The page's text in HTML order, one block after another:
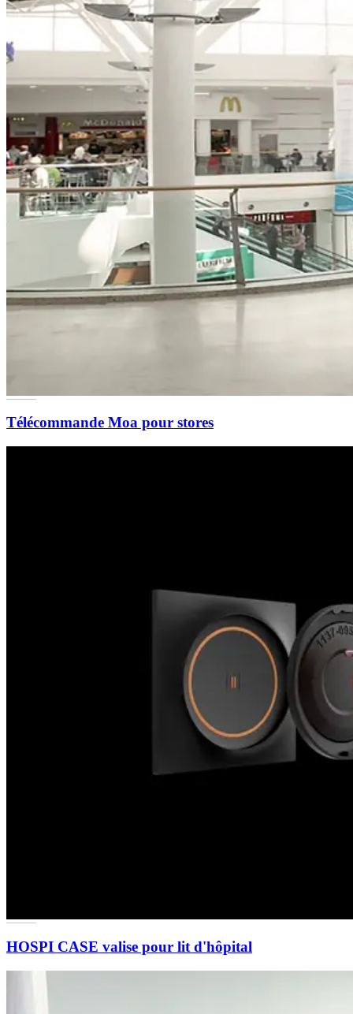
Télécommande Moa pour stores
HOSPI CASE valise pour lit d'hôpital